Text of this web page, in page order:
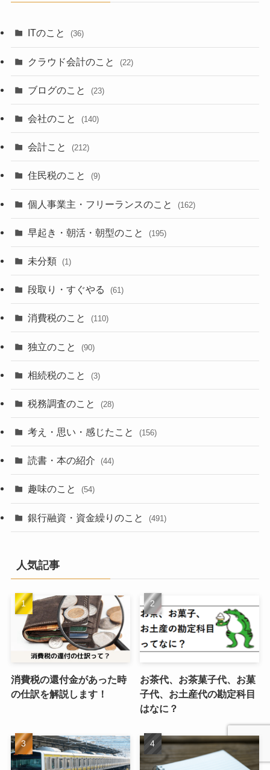
ITのこと (36)
クラウド会計のこと (22)
ブログのこと (23)
会社のこと (140)
会計こと (212)
住民税のこと (9)
個人事業主・フリーランスのこと (162)
早起き・朝活・朝型のこと (195)
未分類 (1)
段取り・すぐやる (61)
消費税のこと (110)
独立のこと (90)
相続税のこと (3)
税務調査のこと (28)
考え・思い・感じたこと (156)
読書・本の紹介 (44)
趣味のこと (54)
銀行融資・資金繰りのこと (491)
人気記事
消費税の還付金があった時
の仕訳を解説します！
お茶代、お茶菓子代、お菓
子代、お土産代の勘定科目
はなに？